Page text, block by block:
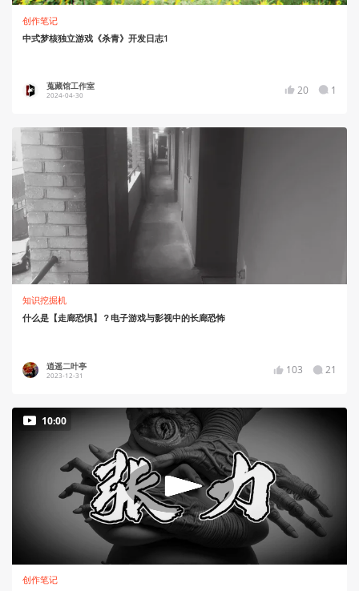
创作笔记
中式梦核独立游戏《杀青》开发日志1
蒐藏馆工作室
2024-04-30 20 1
知识挖掘机
什么是【走廊恐惧】？电子游戏与影视中的长廊恐怖
逍遥二叶亭
2023-12-31 103 21
10:00
创作笔记